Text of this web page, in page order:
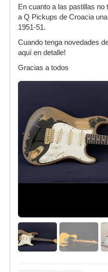
En cuanto a las pastillas
a Q Pickups de Croacia
1951-51.
Cuando tenga novedades
aquí en detalle!
Gracias a todos